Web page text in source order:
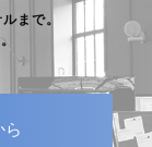
まで。